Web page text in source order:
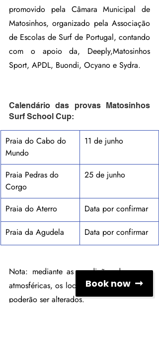
promovido pela Câmara Municipal de
Matosinhos, organizado pela Associação
de Escolas de Surf de Portugal, contando
com o apoio da, Deeply,Matosinhos
Sport, APDL, Buondi, Ocyano e Sydra.
Calendário das provas Matosinhos
Surf School Cup:
Praia do Cabo do
Mundo
11 de junho
Praia Pedras do
Corgo
25 de junho
Praia do Aterro Data por confirmar
Praia da Agudela Data por confirmar
Nota: mediante as condições do mar e
atmosféricas, os locais e datas das provas
poderão ser alterados.
Book now